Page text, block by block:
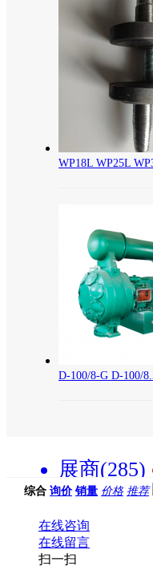
WP18L WP25L
D-100/8-G D-100/
展商(285)
综合 询价 销量 价格 推荐
在线咨询
在线留言
扫一扫